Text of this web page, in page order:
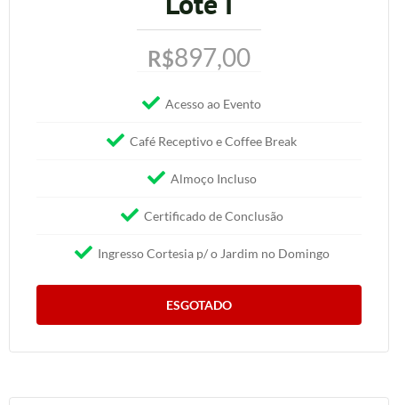
R$897,00
Acesso ao Evento
Café Receptivo e Coffee Break
Almoço Incluso
Certificado de Conclusão
Ingresso Cortesia p/ o Jardim no Domingo
ESGOTADO